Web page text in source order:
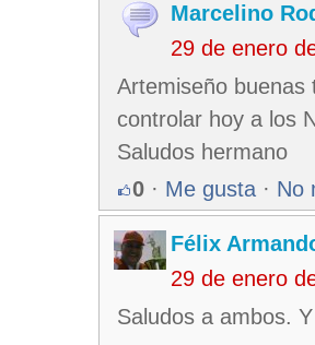
Marcelino
29 de enero
Artemiseño buenas
controlar hoy a los
Saludos hermano
0 · Me gusta · No
Félix
29 de enero
Saludos a ambos.